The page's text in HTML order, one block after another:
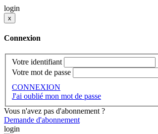
login
x
Connexion
Votre identifiant
Votre mot de passe
CONNEXION
J'ai oublié mon mot de passe
Vous n'avez pas d'abonnement ?
Demande d'abonnement
login